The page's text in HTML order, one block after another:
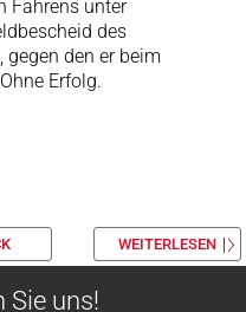
Fahrens unter
des
gegen den er beim
Erfolg.
WEITERLESEN
Sie uns!